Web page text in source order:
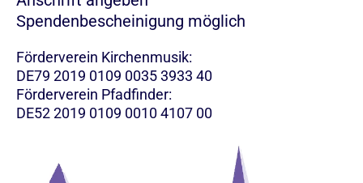
Spendenbescheinigung möglich
Förderverein Kirchenmusik:
DE79 2019 0109 0035 3933 40
Förderverein Pfadfinder:
DE52 2019 0109 0010 4107 00